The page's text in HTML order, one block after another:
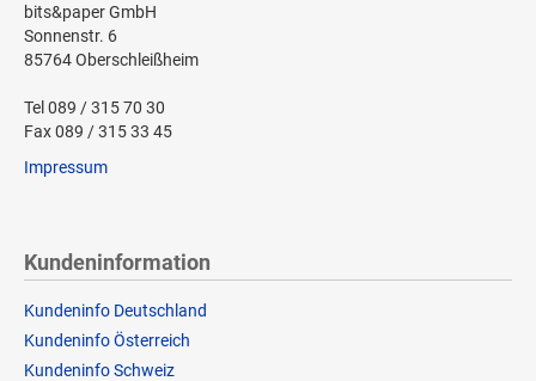
bits&paper GmbH
Sonnenstr. 6
85764 Oberschleißheim
Tel 089 / 315 70 30
Fax 089 / 315 33 45
Impressum
Kundeninformation
Kundeninfo Deutschland
Kundeninfo Österreich
Kundeninfo Schweiz